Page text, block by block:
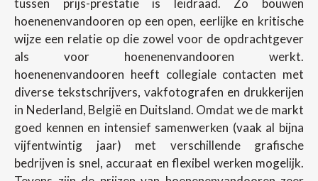
tussen prijs-prestatie is leidraad. Zo bouwen
hoenenenvandooren op een open, eerlijke en kritische
wijze een relatie op die zowel voor de opdrachtgever
als voor hoenenenvandooren werkt.
hoenenenvandooren heeft collegiale contacten met
diverse tekstschrijvers, vakfotografen en drukkerijen
in Nederland, België en Duitsland. Omdat we de markt
goed kennen en intensief samenwerken (vaak al bijna
vijfentwintig jaar) met verschillende grafische
bedrijven is snel, accuraat en flexibel werken mogelijk.